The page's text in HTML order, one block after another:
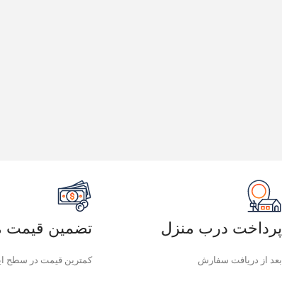
پرداخت درب منزل
بعد از دریافت سفارش
تضمین قیمت
کمترین قیمت در سطح